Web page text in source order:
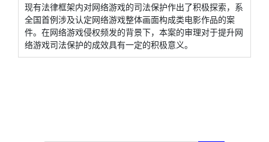
现有法律框架内对网络游戏的司法保护作出了积极探索，系
全国首例涉及认定网络游戏整体画面构成类电影作品的案
件。在网络游戏侵权频发的背景下，本案的审理对于提升网
络游戏司法保护的成效具有一定的积极意义。